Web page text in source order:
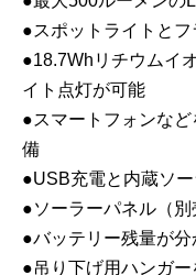
●スポットライトと
●18.7Whリチウムイ
イト点灯が可能
●スマートフォンな
備
●USB充電と内蔵ソ
●ソーラーパネル（
●バッテリー残量が
●吊り下げ用ハンガー